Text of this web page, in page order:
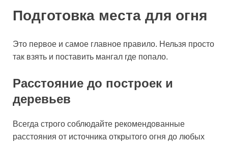
Подготовка места для огня
Это первое и самое главное правило. Нельзя просто
так взять и поставить мангал где попало.
Расстояние до построек и
деревьев
Всегда строго соблюдайте рекомендованные
расстояния от источника открытого огня до любых